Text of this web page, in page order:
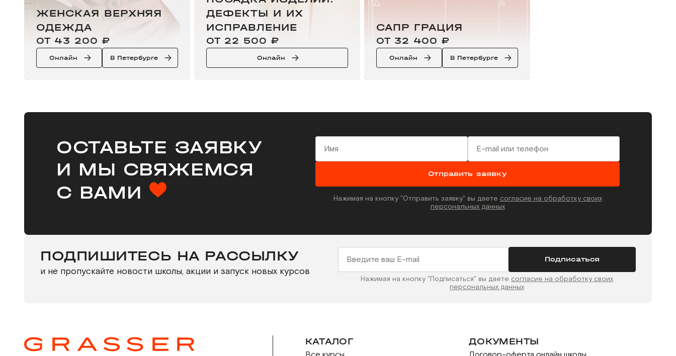
ЖЕНСКАЯ ВЕРХНЯЯ
ОДЕЖДА
ОТ 43 200 ₽
Онлайн В Петербурге
ДЕФЕКТЫ И ИХ
ИСПРАВЛЕНИЕ
ОТ 22 500 ₽
Онлайн
САПР ГРАЦИЯ
ОТ 32 400 ₽
Онлайн В Петербурге
ОСТАВЬТЕ ЗАЯВКУ
И МЫ СВЯЖЕМСЯ
С ВАМИ
Отправить заявку
Нажимая на кнопку "Отправить заявку" вы даете согласие на обработку своих
персональных данных
ПОДПИШИТЕСЬ НА РАССЫЛКУ
и не пропускайте новости школы, акции и запуск новых курсов
Подписаться
Нажимая на кнопку "Подписаться" вы даете согласие на обработку своих
персональных данных
КАТАЛОГ ДОКУМЕНТЫ